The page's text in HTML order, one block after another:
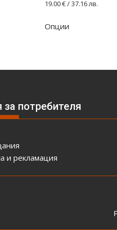
19.00€/ 37.16 лв.
Опции
потребителя
и рекламация